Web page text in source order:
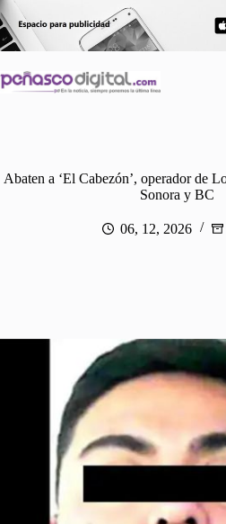
Saltar
al
contenido
Abaten a ‘El Cabezón’, operador de
Sonora y BC
06, 12, 2026